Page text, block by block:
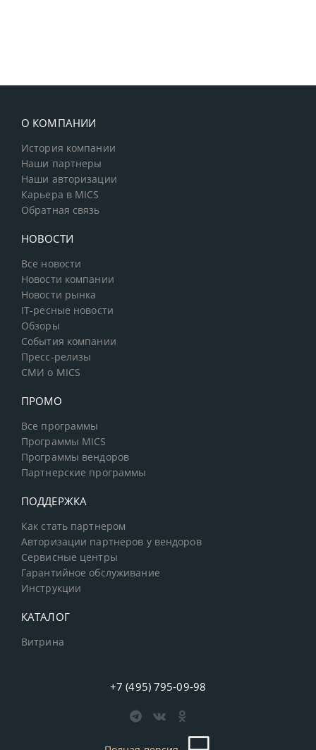
О КОМПАНИИ
История компании
Наши партнеры
Наши авторизации
Карьера в MICS
Обратная связь
НОВОСТИ
Все новости
Новости компании
Новости рынка
IT-ресные новости
Обзоры
События компании
Пресс-релизы
СМИ о MICS
ПРОМО
Все программы
Программы MICS
Программы вендоров
Партнерские программы
ПОДДЕРЖКА
Как стать партнером
Авторизации партнеров у вендоров
Сервисные центры
Гарантийное обслуживание
Инструкции
КАТАЛОГ
Витрина
+7 (495) 795-09-98